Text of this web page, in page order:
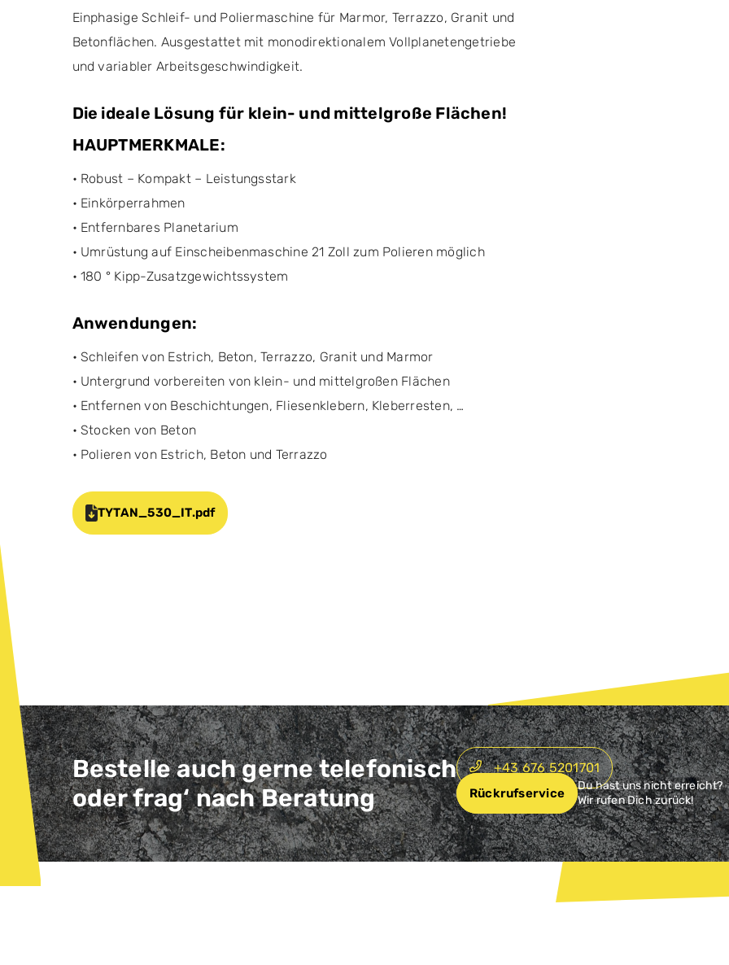
Einphasige Schleif- und Poliermaschine für Marmor, Terrazzo, Granit und
Betonflächen. Ausgestattet mit monodirektionalem Vollplanetengetriebe
und variabler Arbeitsgeschwindigkeit.
Die ideale Lösung für klein- und mittelgroße Flächen!
HAUPTMERKMALE:
• Robust – Kompakt – Leistungsstark
• Einkörperrahmen
• Entfernbares Planetarium
• Umrüstung auf Einscheibenmaschine 21 Zoll zum Polieren möglich
• 180 ° Kipp-Zusatzgewichtssystem
Anwendungen:
• Schleifen von Estrich, Beton, Terrazzo, Granit und Marmor
• Untergrund vorbereiten von klein- und mittelgroßen Flächen
• Entfernen von Beschichtungen, Fliesenklebern, Kleberresten, …
• Stocken von Beton
• Polieren von Estrich, Beton und Terrazzo
TYTAN_530_IT.pdf
Bestelle auch gerne telefonisch
oder frag‘ nach Beratung
+43 676 5201701
Rückrufservice
Du hast uns nicht erreicht?
Wir rufen Dich zurück!